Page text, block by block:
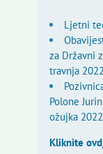
Ljetni
za Državni
travnja
Polone
ožujka
Kliknite